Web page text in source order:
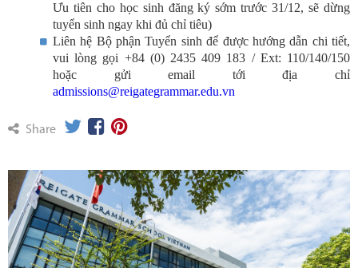
Ưu tiên cho học sinh đăng ký sớm trước 31/12, sẽ dừng
tuyển sinh ngay khi đủ chỉ tiêu)
Liên hệ Bộ phận Tuyển sinh để được hướng dẫn chi tiết,
vui lòng gọi +84 (0) 2435 409 183 / Ext: 110/140/150
hoặc gửi email tới địa chỉ
admissions@reigategrammar.edu.vn
Share